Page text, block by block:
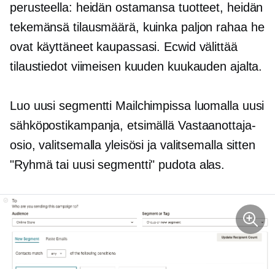
perusteella: heidän ostamansa tuotteet, heidän
tekemänsä tilausmäärä, kuinka paljon rahaa he
ovat käyttäneet kaupassasi. Ecwid välittää
tilaustiedot viimeisen kuuden kuukauden ajalta.
Luo uusi segmentti Mailchimpissa luomalla uusi
sähköpostikampanja, etsimällä Vastaanottaja-
osio, valitsemalla yleisösi ja valitsemalla sitten
"Ryhmä tai uusi segmentti" pudota alas.